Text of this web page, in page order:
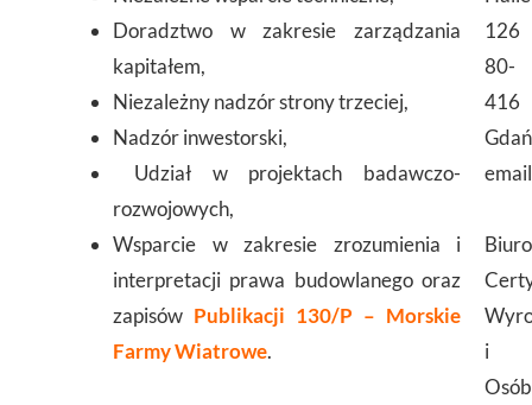
Doradztwo w zakresie zarządzania
kapitałem,
Niezależny nadzór strony trzeciej,
Nadzór inwestorski,
Udział w projektach badawczo-
rozwojowych,
Wsparcie w zakresie zrozumienia i
interpretacji prawa budowlanego oraz
zapisów Publikacji 130/P – Morskie
Farmy Wiatrowe.
126
80-
416
Biuro
i
Osób